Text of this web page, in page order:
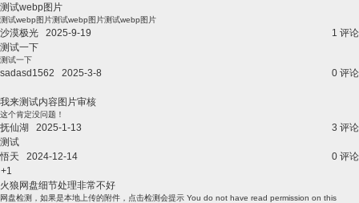
测试webp图片
测试webp图片测试webp图片测试webp图片
沙漠极光 2025-9-19
1 评论
测试一下
测试一下
sadasd1562 2025-3-8 0 评论
我来测试内容图片审核
这个肯定没问题！
抚仙湖 2025-1-13
3 评论
测试
悟天
2024-12-14
0 评论
+1
火狼网盘细节处理非常不好
网盘检测，如果是本地上传的附件，点击检测会提示 You do not have read permission on this